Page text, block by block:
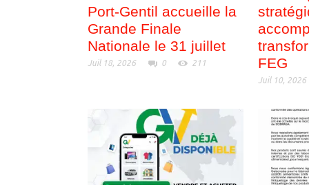
Port-Gentil accueille la
Grande Finale
Nationale le 31 juillet
Juil 18, 2026 0 211
FEG
Juil 10, 2026